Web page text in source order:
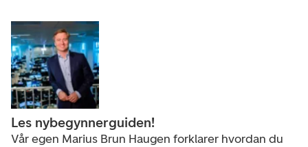
Les nybegynnerguiden!
Vår egen Marius Brun Haugen forklarer hvordan du